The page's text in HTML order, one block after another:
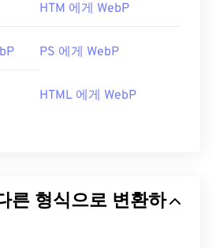
HTM 에게 WebP
PS 에게 WebP
HTML 에게 WebP
른 형식으로 변환하